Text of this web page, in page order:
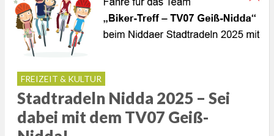
FREIZEIT & KULTUR
Stadtradeln Nidda 2025 – Sei
dabei mit dem TV07 Geiß-